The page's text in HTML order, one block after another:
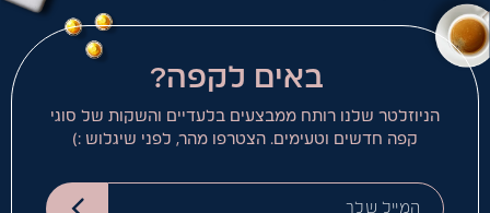
באים לקפה?
הניוזלטר שלנו רותח ממבצעים בלעדיים והשקות של סוגי
קפה חדשים וטעימים. הצטרפו מהר, לפני שיגלוש :)
המייל שלך